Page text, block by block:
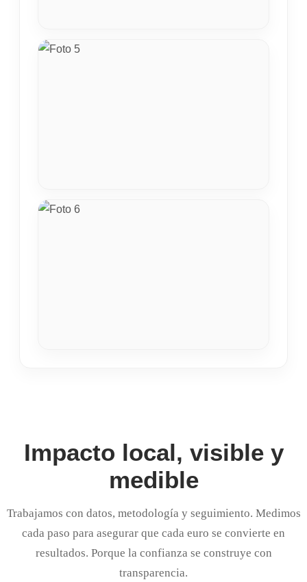
Impacto local, visible y
medible
Trabajamos con datos, metodología y seguimiento. Medimos
cada paso para asegurar que cada euro se convierte en
resultados. Porque la confianza se construye con
transparencia.